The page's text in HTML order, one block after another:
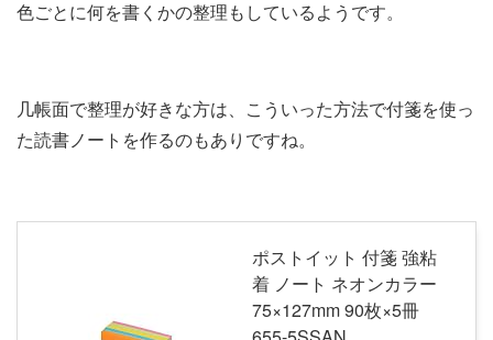
色ごとに何を書くかの整理もしているようです。
几帳面で整理が好きな方は、こういった方法で付箋を使っ
た読書ノートを作るのもありですね。
ポストイット 付箋 強粘
着 ノート ネオンカラー
75×127mm 90枚×5冊